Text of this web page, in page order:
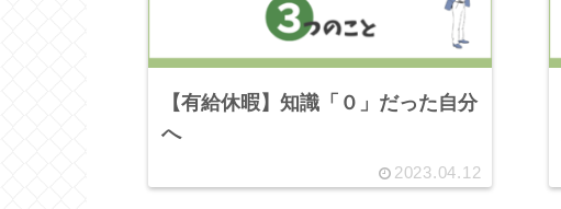
【有給休暇】知識「０」だった自分
へ
2023.04.12